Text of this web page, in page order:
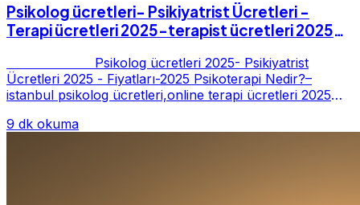
Psikolog ücretleri- Psikiyatrist Ücretleri -
Terapi ücretleri 2025-terapist ücretleri 2025-
Psikolog ücretleri 2025- Psikiyatrist
Ücretleri 2025 - Fiyatları-2025 Psikoterapi Nedir?–
istanbul psikolog ücretleri,online terapi ücretleri 2025
9 dk okuma